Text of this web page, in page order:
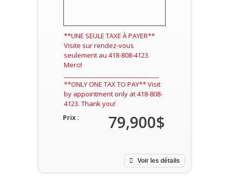
**UNE SEULE TAXE À PAYER**
Visite sur rendez-vous
seulement au 418-808-4123.
Merci!
**ONLY ONE TAX TO PAY** Visit
by appointment only at 418-808-
4123. Thank you!
Voir les détails
Prix : 79,900$